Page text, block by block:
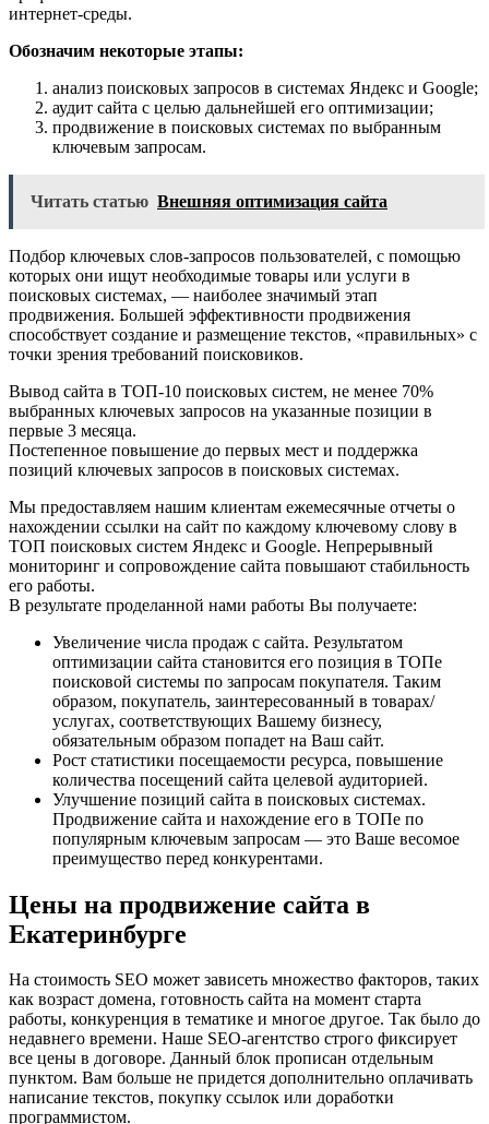
интернет-среды.
Обозначим некоторые этапы:
анализ поисковых запросов в системах Яндекс и Google;
аудит сайта с целью дальнейшей его оптимизации;
продвижение в поисковых системах по выбранным
ключевым запросам.
Читать статью Внешняя оптимизация сайта
Подбор ключевых слов-запросов пользователей, с помощью
которых они ищут необходимые товары или услуги в
поисковых системах, — наиболее значимый этап
продвижения. Большей эффективности продвижения
способствует создание и размещение текстов, «правильных» с
точки зрения требований поисковиков.
Вывод сайта в ТОП-10 поисковых систем, не менее 70%
выбранных ключевых запросов на указанные позиции в
первые 3 месяца.
Постепенное повышение до первых мест и поддержка
позиций ключевых запросов в поисковых системах.
Мы предоставляем нашим клиентам ежемесячные отчеты о
нахождении ссылки на сайт по каждому ключевому слову в
ТОП поисковых систем Яндекс и Google. Непрерывный
мониторинг и сопровождение сайта повышают стабильность
его работы.
В результате проделанной нами работы Вы получаете:
Увеличение числа продаж с сайта. Результатом
оптимизации сайта становится его позиция в ТОПе
поисковой системы по запросам покупателя. Таким
образом, покупатель, заинтересованный в товарах/
услугах, соответствующих Вашему бизнесу,
обязательным образом попадет на Ваш сайт.
Рост статистики посещаемости ресурса, повышение
количества посещений сайта целевой аудиторией.
Улучшение позиций сайта в поисковых системах.
Продвижение сайта и нахождение его в ТОПе по
популярным ключевым запросам — это Ваше весомое
преимущество перед конкурентами.
Цены на продвижение сайта в
Екатеринбурге
На стоимость SEO может зависеть множество факторов, таких
как возраст домена, готовность сайта на момент старта
работы, конкуренция в тематике и многое другое. Так было до
недавнего времени. Наше SEO-агентство строго фиксирует
все цены в договоре. Данный блок прописан отдельным
пунктом. Вам больше не придется дополнительно оплачивать
написание текстов, покупку ссылок или доработки
программистом.